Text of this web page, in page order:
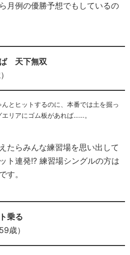
月例の優勝予想でもしているの
天下無双
とヒットするのに、本番では土を掘っ
リアにゴム板があれば……。
たらみんな練習場を思い出して
ト連発!? 練習場シングルの方は
す。
乗る
歳）